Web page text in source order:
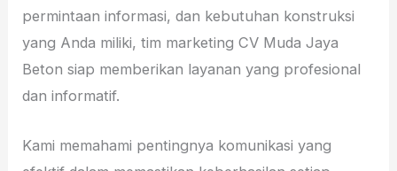
permintaan informasi, dan kebutuhan konstruksi
yang Anda miliki, tim marketing CV Muda Jaya
Beton siap memberikan layanan yang profesional
dan informatif.
Kami memahami pentingnya komunikasi yang